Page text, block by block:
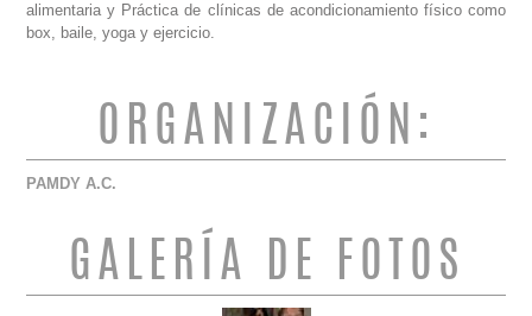
alimentaria y Práctica de clínicas de acondicionamiento físico como
box, baile, yoga y ejercicio.
ORGANIZACIÓN:
PAMDY A.C.
GALERÍA DE FOTOS